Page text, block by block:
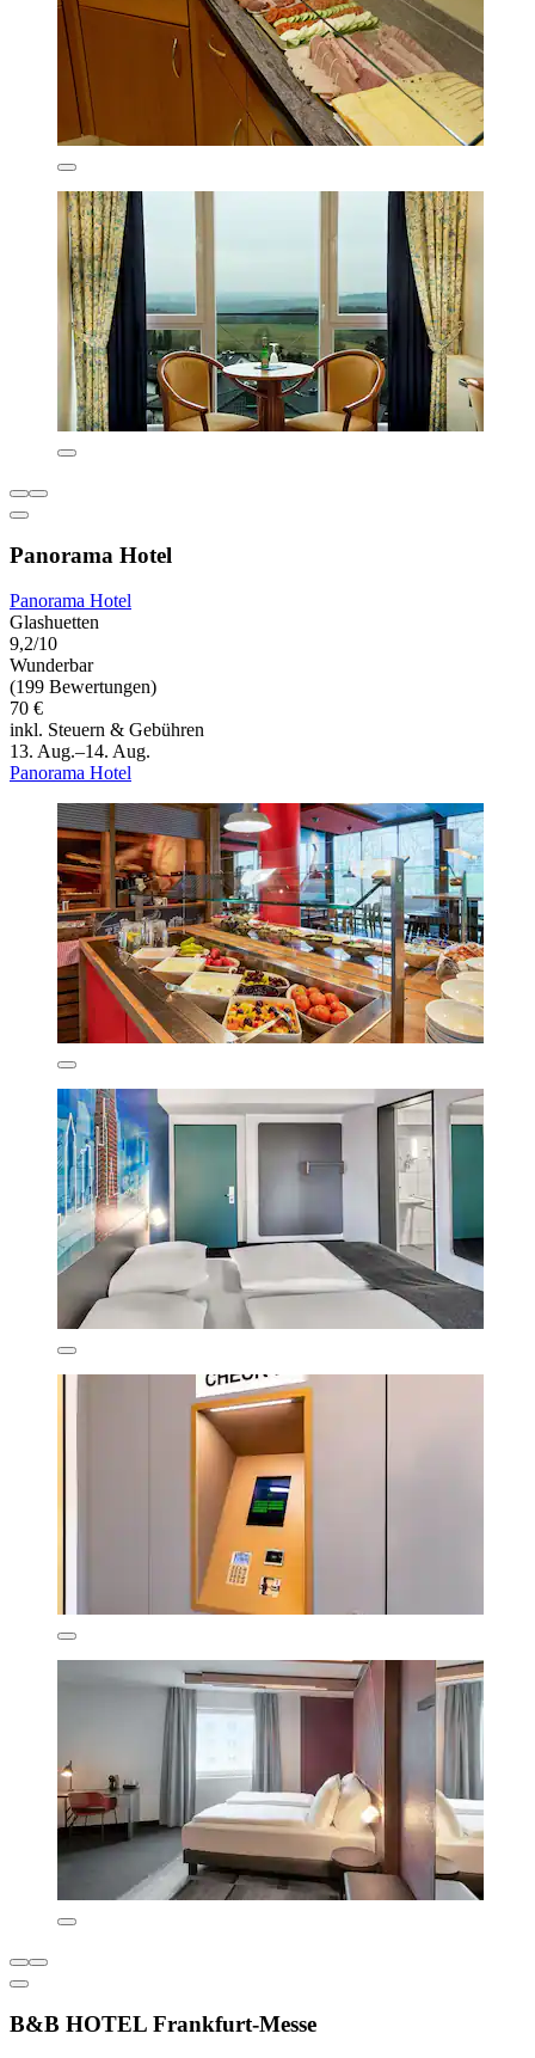
Panorama Hotel
Panorama Hotel
Glashuetten
9,2/10
Wunderbar
(199 Bewertungen)
70 €
inkl. Steuern & Gebühren
13. Aug.–14. Aug.
Panorama Hotel
B&B HOTEL Frankfurt-Messe